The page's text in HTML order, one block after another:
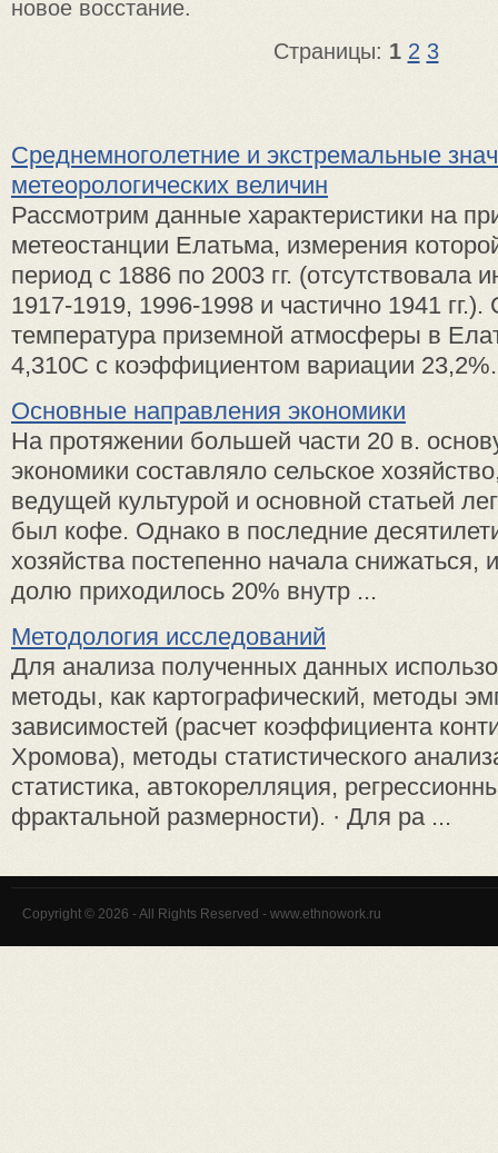
новое восстание.
Страницы: 1 2 3
Среднемноголетние и экстремальные
метеорологических величин
Рассмотрим данные характеристики на
метеостанции Елатьма, измерения
период с 1886 по 2003 гг. (отсутствовала
1917-1919, 1996-1998 и частично 1941
температура приземной атмосферы в
4,310С с коэффициентом вариации
Основные направления экономики
На протяжении большей части 20 в.
экономики составляло сельское
ведущей культурой и основной статьей
был кофе. Однако в последние
хозяйства постепенно начала снижаться,
долю приходилось 20% внутр ...
Методология исследований
Для анализа полученных данных
методы, как картографический, методы
зависимостей (расчет коэффициента
Хромова), методы статистического
статистика, автокорелляция,
фрактальной размерности). · Для ра ...
Copyright © 2026 - All Rights Reserved - www.ethnowork.ru